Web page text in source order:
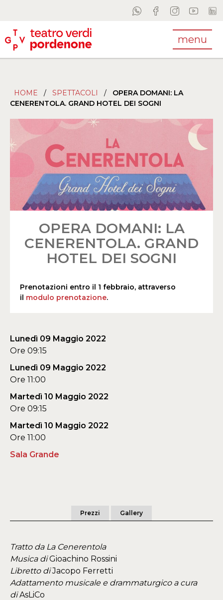
menu
HOME / SPETTACOLI /
OPERA DOMANI: LA
CENERENTOLA. GRAND HOTEL DEI SOGNI
OPERA DOMANI: LA
CENERENTOLA. GRAND
HOTEL DEI SOGNI
Prenotazioni entro il 1 febbraio, attraverso
il modulo prenotazione.
Lunedì 09 Maggio 2022
Ore 09:15
Lunedì 09 Maggio 2022
Ore 11:00
Martedì 10 Maggio 2022
Ore 09:15
Martedì 10 Maggio 2022
Ore 11:00
Sala Grande
Prezzi Gallery
Tratto da La Cenerentola
Musica diGioachino Rossini
Libretto diJacopo Ferretti
Adattamento musicale e drammaturgico a cura
diAsLiCo